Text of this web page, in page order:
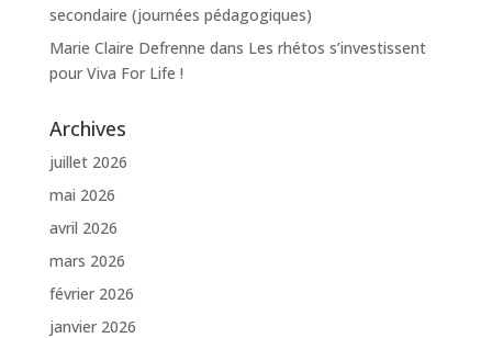
secondaire (journées pédagogiques)
Marie Claire Defrenne dans Les rhétos s’investissent
pour Viva For Life !
Archives
juillet 2026
mai 2026
avril 2026
mars 2026
février 2026
janvier 2026